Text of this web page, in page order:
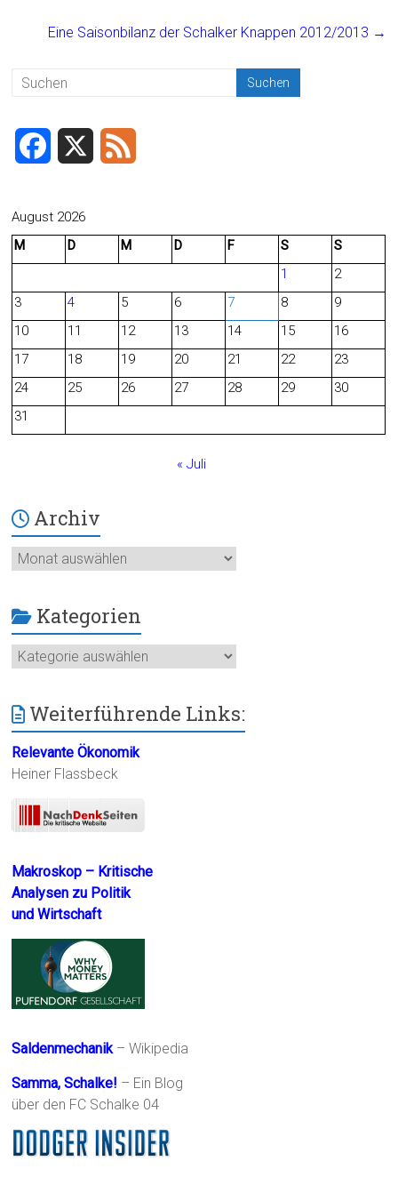
o
Eine Saisonbilanz der Schalker Knappen 2012/2013 →
c
b
o
August 2026
M
D M D F S
S
1
2
3
4 5 6 7 8
9
10
11 12 13 14 15
16
17
18 19 20 21 22
23
24
25 26 27 28 29
30
31
« Juli
Archiv
Archiv
Kategorien
Kategorien
Weiterführende Links:
Relevante Ökonomik
Heiner Flassbeck
Makroskop – Kritische
Analysen zu Politik
und Wirtschaft
Saldenmechanik– Wikipedia
Samma, Schalke! – Ein Blog
über den FC Schalke 04